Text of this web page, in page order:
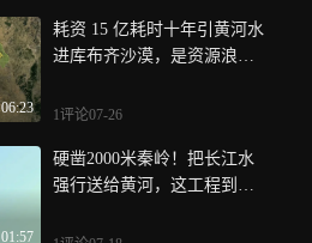
06:23
耗资 15 亿耗时十年引黄河水
进库布齐沙漠，是资源浪费
1评论07-26
01:57
硬凿2000米秦岭！把长江水
强行送给黄河，这工程到底